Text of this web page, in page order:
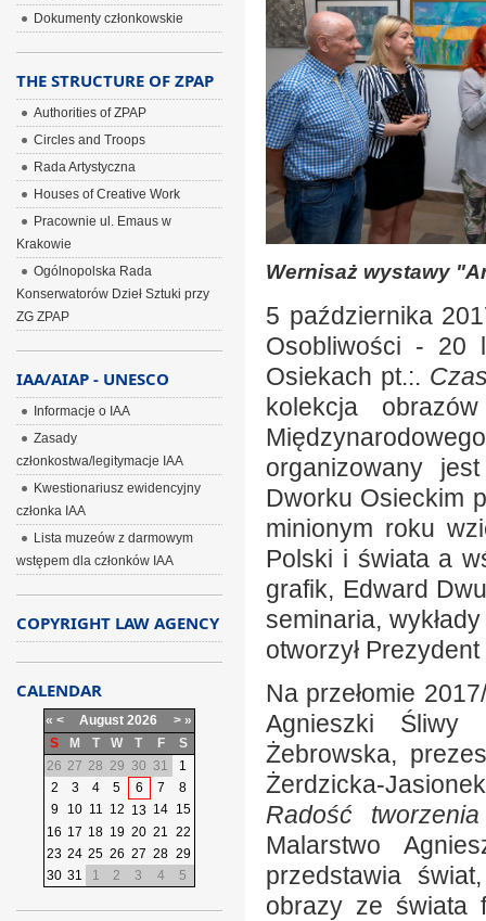
Wernisaż wystawy
5 października
Osobliwości - 20
Osiekach pt.:.
kolekcja
organizowany
Dworku Osieckim
minionym roku
Polski i świata a
grafik, Edward
seminaria,
otworzył
Na przełomie
Agnieszki Śliwy
Żebrowska,
Żerdzicka-
Radość tworzenia
Malarstwo
przedstawia
obrazy ze świata
Dokumenty członkowskie
THE STRUCTURE OF ZPAP
Authorities of ZPAP
Circles and Troops
Rada Artystyczna
Houses of Creative Work
Pracownie ul. Emaus w
Krakowie
Ogólnopolska Rada
Konserwatorów Dzieł Sztuki przy
ZG ZPAP
IAA/AIAP - UNESCO
Informacje o IAA
Zasady
członkostwa/legitymacje IAA
Kwestionariusz ewidencyjny
członka IAA
Lista muzeów z darmowym
wstępem dla członków IAA
COPYRIGHT LAW AGENCY
CALENDAR
« < August 2026 > »
S
M T W T F
S
26 27 28 29 30 31
1
2
3 4 5 6 7
8
9
10 11 12 13 14 15
16 17 18 19 20 21 22
23 24 25 26 27 28 29
30 31 1 2 3 4 5